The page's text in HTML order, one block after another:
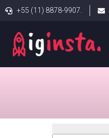
+55 (11) 8878-9907.